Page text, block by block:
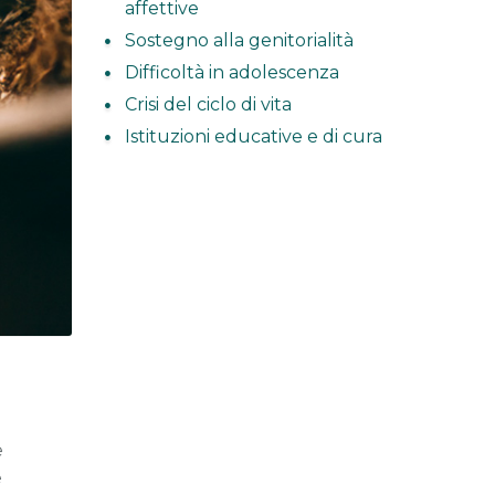
affettive
Sostegno alla genitorialità
Difficoltà in adolescenza
Crisi del ciclo di vita
Istituzioni educative e di cura